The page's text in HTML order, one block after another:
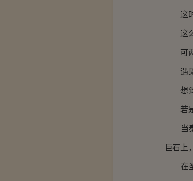
这时
这么
可两
遇见
想到
若是
当秦
巨石上
在圣